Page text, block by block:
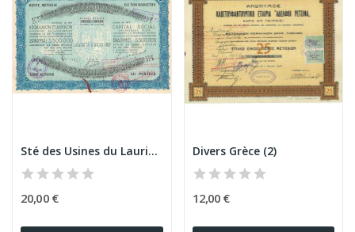
Sté des Usines du Laurium (Titre 05 Act 100...
20,00 €
Divers Grèce (2)
12,00 €